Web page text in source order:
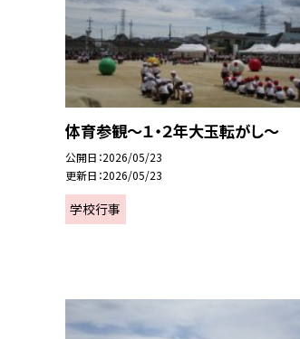
体育参観～１・２年大玉転がし～
公開日 2026/05/23
更新日 2026/05/23
学校行事